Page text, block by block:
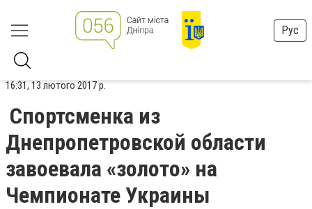
Рус
16:31, 13 лютого 2017 р.
Спортсменка из
Днепропетровской области
завоевала «золото» на
Чемпионате Украины